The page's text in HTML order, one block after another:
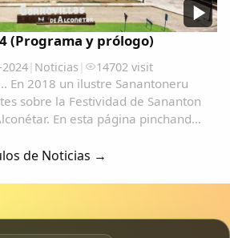
(Programa y prólogo)
| Noticias | 14702 visit
En 2018 un ilustre Sanantoneru
sobre la Festividad de Sananton
En esta página pinchando
como...
de Noticias →